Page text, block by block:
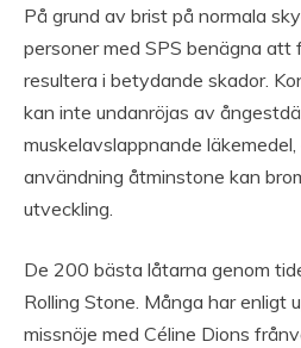
På grund av brist på normala
personer med SPS benägna att
resultera i betydande skador.
kan inte undanröjas av
muskelavslappnande
användning åtminstone kan
utveckling.
De 200 bästa låtarna genom
Rolling Stone. Många har
missnöje med Céline Dions